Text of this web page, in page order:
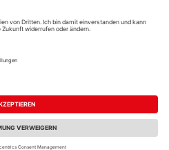
Versand
Widerruf
Datenschutz
Vertrag widerrufen